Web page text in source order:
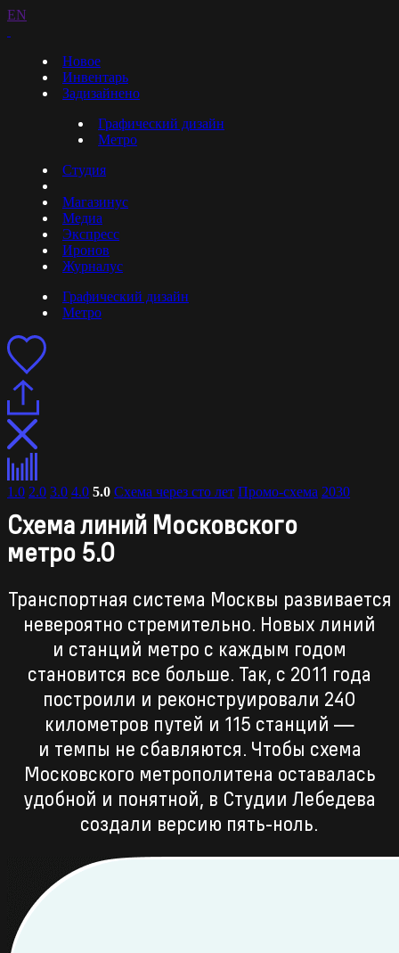
EN
Новое
Инвентарь
Задизайнено
Графический дизайн
Метро
Студия
Магазинус
Медиа
Экспресс
Иронов
Журналус
Графический дизайн
Метро
1.0 2.0 3.0 4.0 5.0 Схема через сто лет Промо-схема 2030
Схема линий Московского
метро 5.0
Транспортная система Москвы развивается
невероятно стремительно. Новых линий
и станций метро с каждым годом
становится все больше. Так, с 2011 года
построили и реконструировали 240
километров путей и 115 станций —
и темпы не сбавляются. Чтобы схема
Московского метрополитена оставалась
удобной и понятной, в Студии Лебедева
создали версию пять-ноль.